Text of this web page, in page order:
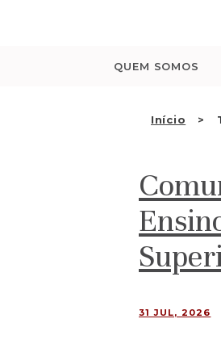
QUEM SOMOS
Início
31 JUL, 2026